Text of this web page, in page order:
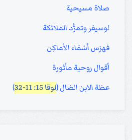
صلاة مسيحية
لوسيفر وتمرُّد الملائكة
فهرَس أسْمَاء الأماكِن
أقوال روحية مأثورة
عظة الابن الضال (لوقا 15: 11-32 )